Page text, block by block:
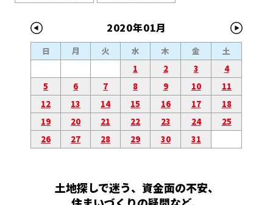
2020年01月
日 月 火 水 木 金
土
1
2 3
4
5
6 7 8 9 10
11
12
13 14 15 16 17
18
19
20 21 22 23 24
25
26
27 28 29 30 31
土地探しで迷う、資金面の不安、